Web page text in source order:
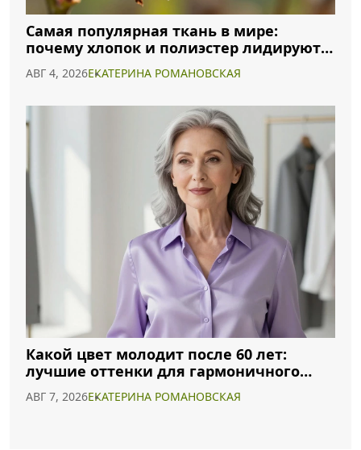
Самая популярная ткань в мире:
почему хлопок и полиэстер лидируют в
АВГ 4, 2026ЕКАТЕРИНА РОМАНОВСКАЯ
Какой цвет молодит после 60 лет:
лучшие оттенки для гармоничного
АВГ 7, 2026ЕКАТЕРИНА РОМАНОВСКАЯ